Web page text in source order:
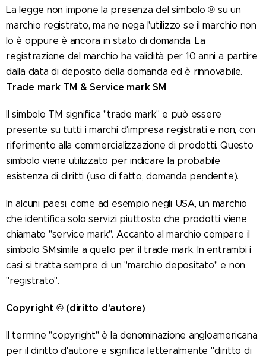
La legge non impone la presenza del simbolo ® su un
marchio registrato, ma ne nega l'utilizzo se il marchio non
lo è oppure è ancora in stato di domanda. La
registrazione del marchio ha validità per 10 anni a partire
dalla data di deposito della domanda ed è rinnovabile.
Trade mark TM & Service mark SM
Il simbolo TM significa "trade mark" e può essere
presente su tutti i marchi d'impresa registrati e non, con
riferimento alla commercializzazione di prodotti. Questo
simbolo viene utilizzato per indicare la probabile
esistenza di diritti (uso di fatto, domanda pendente).
In alcuni paesi, come ad esempio negli USA, un marchio
che identifica solo servizi piuttosto che prodotti viene
chiamato "service mark". Accanto al marchio compare il
simbolo SMsimile a quello per il trade mark. In entrambi i
casi si tratta sempre di un "marchio depositato" e non
"registrato".
Copyright © (diritto d'autore)
Il termine "copyright" è la denominazione angloamericana
per il diritto d'autore e significa letteralmente "diritto di